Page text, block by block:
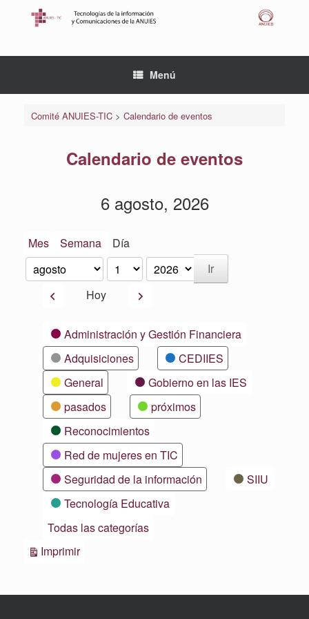
Menú
Comité ANUIES-TIC> Calendario de eventos
Calendario de eventos
6 agosto, 2026
Mes Semana Día
Mes
Día
Año
AnteriorHoy Siguiente
CategoríasAdministración y Gestión Financiera
Adquisiciones
CEDIIES
General
Gobierno en las IES
pasados
próximos
Reconocimientos
Red de mujeres en TIC
Seguridad de la información
SIIU
Tecnología Educativa
Todas las categorías
ImprimirVistas